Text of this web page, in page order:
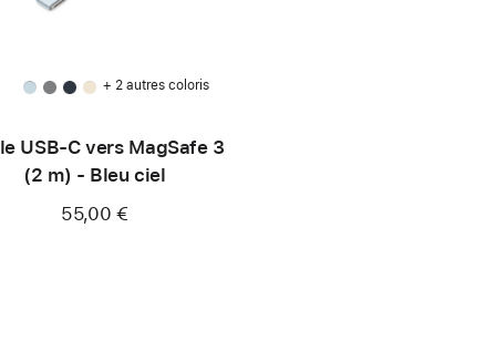
+ 2 autres coloris
USB-C vers MagSafe 3
(2 m) - Bleu ciel
55,00 €